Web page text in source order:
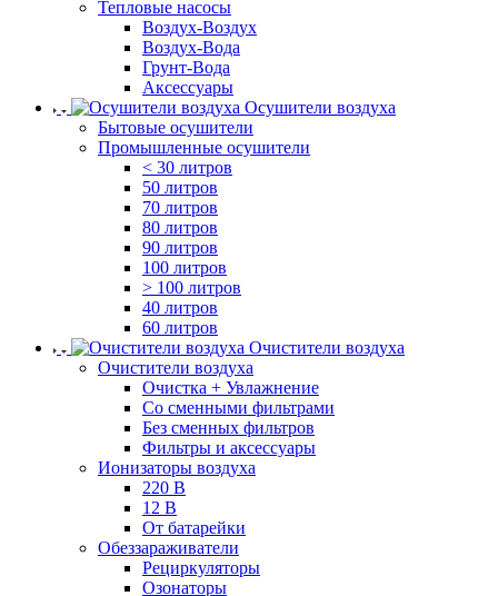
Тепловые насосы
Воздух-Воздух
Воздух-Вода
Грунт-Вода
Аксессуары
Осушители воздуха
Бытовые осушители
Промышленные осушители
< 30 литров
50 литров
70 литров
80 литров
90 литров
100 литров
> 100 литров
40 литров
60 литров
Очистители воздуха
Очистители воздуха
Очистка + Увлажнение
Cо сменными фильтрами
Без сменных фильтров
Фильтры и аксессуары
Ионизаторы воздуха
220 В
12 В
От батарейки
Обеззараживатели
Рециркуляторы
Озонаторы